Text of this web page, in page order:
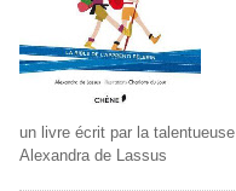
un livre écrit par la talentueuse
Alexandra de Lassus